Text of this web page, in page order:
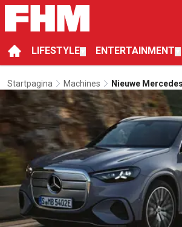
LIFESTYLE ENTERTAINMENT
Startpagina Machines
Nieuwe
Duitse
Disco